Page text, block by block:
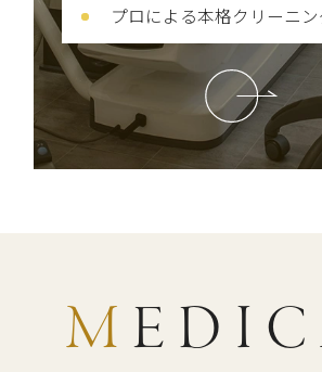
プロによる本格クリーニ